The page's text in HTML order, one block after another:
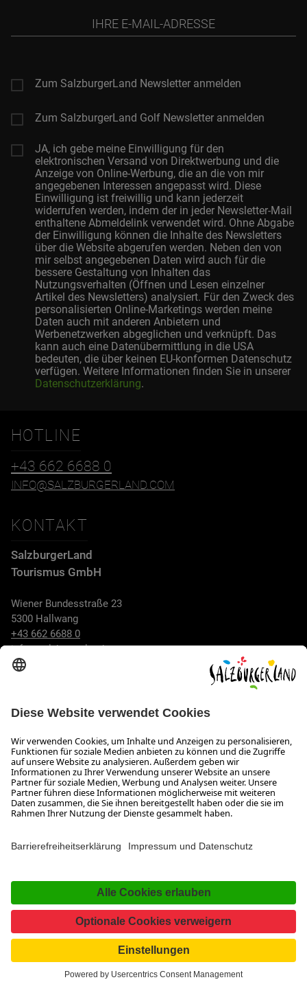
Mail-
Zum SalzburgerLand Newsletter anmelden
Zum SalzburgerLand Golf Newsletter anmelden
JA, ich gebe meine Einwilligung für den
elektronischen Versand von Direktwerbung und die
Anzeige von Online-Werbung, die an die von mir
angegebenen Interessen angepasst wird. Diese
Einwilligung ist freiwillig und kann jederzeit
widerrufen werden, indem der in jeder Newsletter-Mail
enthaltene Abmeldelink verwendet wird. Ohne Abgabe
der Einwilligung können die Inhalte des Newsletters
über die Website abgerufen werden. Neben den von
mir selbst angegebenen Daten wird auch für die
bessere Gestaltung von Inhalten das
Nutzungsverhalten (Öffnen und Lesen einzelner
Artikel des Newsletters) analysiert. Für den Zweck des
personalisierten Online-Marketings werden meine
Daten auch mit anderen Anbietern und
Werbenetzwerken abgeglichen und verknüpft. Das
kann auch eine Datenübermittlung in die USA
bedeuten, die über keinen EU-konformen Datenschutz
verfügen. Weitere Informationen finden Sie in unserer
Datenschutzerklärung.
HOTLINE
+43 662 6688 0
INFO@SALZBURGERLAND.COM
KONTAKT
SalzburgerLand
Tourismus GmbH
Wiener Bundesstraße 23
5300 Hallwang
+43 662 6688 0
info@salzburgerland.com
Wir freuen uns auf Ihre Anfrage!
Gerne stehen wir Ihnen von Montag bis Donnerstag von 08:00
bis 17:30 Uhr und am Freitag von 08:00 bis 17:00 Uhr zur
Verfügung.
Das Unternehmen Jobs Meeting- und Kongresslocations
FacebookYouTubeSalzburgerLand
Magazin
Instagram
TikTokPinterestLinkedIn